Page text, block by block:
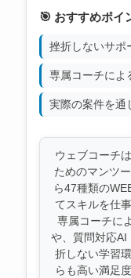
🎯 おすすめポイ
挫折しないサポ
専属コーチによ
実際の案件を通
ウェブコーチ
ためのマンツ
ら47種類の
てスキルを仕
専属コーチに
や、質問対応AI
折しない学習
らも高い満足